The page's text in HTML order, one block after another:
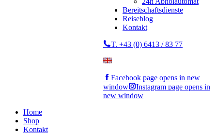
Bereitschaftsdienste
Reiseblog
Kontakt
T. +43 (0) 6413 / 83 77
Facebook page opens in new
window
Instagram page opens in
new window
Home
Shop
Kontakt